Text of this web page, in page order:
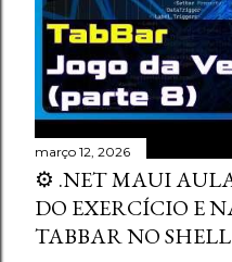
março 12, 2026
⚙️ .NET MAUI
DO EXERCÍCIO E
TABBAR NO SHELL